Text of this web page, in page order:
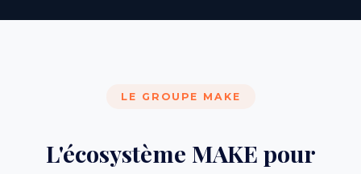
LE GROUPE MAKE
L'écosystème MAKE pour